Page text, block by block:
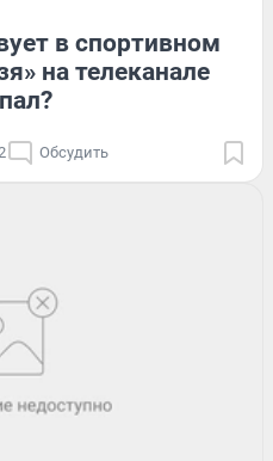
в спортивном
на телеканале
Обсудить